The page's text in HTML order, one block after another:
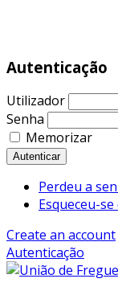
Autenticação
Utilizador
Senha
Memorizar
Autenticar
Perdeu a
Esqueceu-
Create an account
Autenticação